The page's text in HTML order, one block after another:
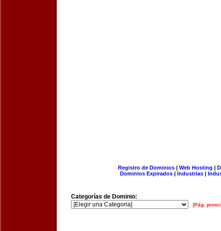
Registro de Dominios| Web Hosting |
Dominios Expirados | Industrias |
Categorías de Dominio:
[Pág.